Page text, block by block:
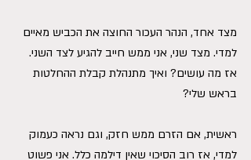
מצד אחד, הנהר העכור החוצה את הכביש מאיים
למדי. מצד שני, אני ממש חייב להגיע לצד השני.
אז מה עושים? ואיך מתנהלת קבלת ההחלטות
בראש שלי?
ראשית, אם הזרם ממש חזק, וגם נראה כעמוק
למדי, אז רוב הסיכוי שאין דילמה כלל. אני פשוט